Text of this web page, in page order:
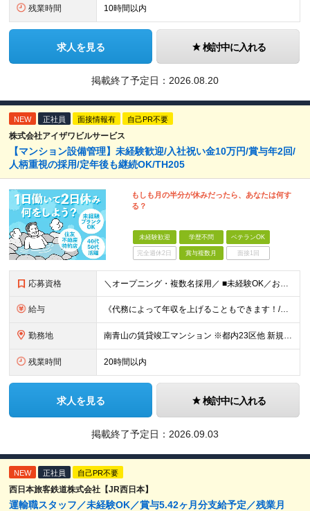
残業時間 10時間以内
求人を見る 検討中に入れる
掲載終了予定日： 2026.08.20
NEW 正社員 面接情報有 自己PR不要
株式会社アイザワビルサービス
【マンション設備管理】未経験歓迎/入社祝い金10万円/賞与年2回/
人柄重視の採用/定年後も継続OK/TH205
もしも月の半分が休みだったら、あなたは何す
る？
未経験歓迎 学歴不問 ベテランOK
完全週休2日 賞与複数月 面接1回
応募資格 ＼オープニング・複数名採用／ ■未経験OK／お人柄を重視します！ ■高卒以上 ■60歳未満の方(定年年齢による理由) ＜長く安心して働きやすい＞ 当社では現在20代～60代の管理スタッフが活躍中！
給与 《代務によって年収を上げることもできます！/想定年収330万円》 ■月給22万円以上＋賞与年2回(2カ月/2025年実績)＋時間外手当＋資格手当＋役職手当＋交通費（夜勤のみ） ………… ≪昇給、賞与、
勤務地 南青山の賃貸竣工マンション ※都内23区他 新規受託物件につき、オープニングの募集です！ 入社時期はご相談可能です！ 【本社/面接地】 東京都新宿区西新宿2丁目6番1号 新宿住友ビル4階 ※(変
残業時間 20時間以内
求人を見る 検討中に入れる
掲載終了予定日： 2026.09.03
NEW 正社員 自己PR不要
西日本旅客鉄道株式会社【JR西日本】
運輸職スタッフ／未経験OK／賞与5.42ヶ月分支給予定／残業月